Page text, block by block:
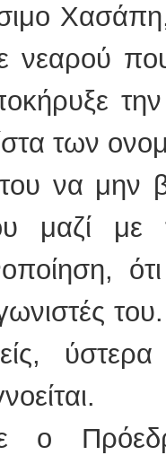
νεαρού
των
να μην
μαζί με
ο